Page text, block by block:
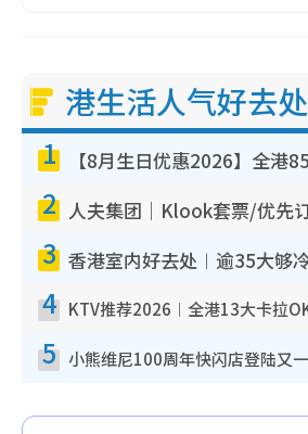
港生活人气好去处
1
2
3
4
5